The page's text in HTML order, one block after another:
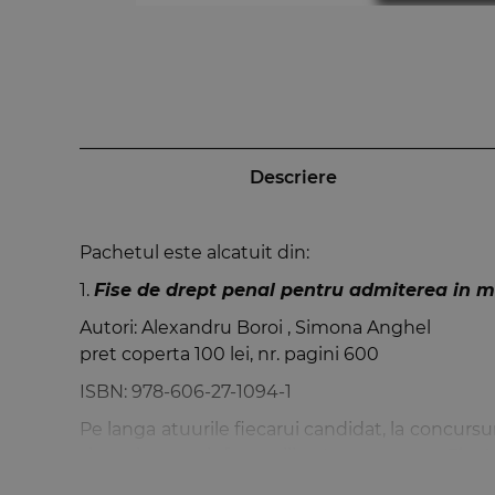
Descriere
Pachetul este alcatuit din:
1. Fise de drept penal pentru admiterea in
Autori: Alexandru Boroi , Simona Anghel
pret coperta 100 lei, nr. pagini 600
ISBN: 978-606-27-1094-1
Pe langa atuurile fiecarui candidat, la